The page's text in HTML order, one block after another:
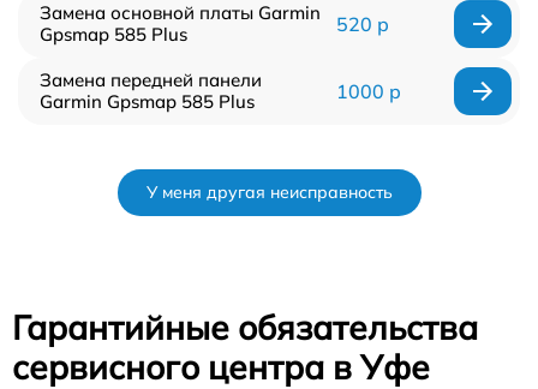
Замена основной платы Garmin
Gpsmap 585 Plus
520 р
Замена передней панели
Garmin Gpsmap 585 Plus
1000 р
У меня другая неисправность
Гарантийные обязательства
сервисного центра в Уфе